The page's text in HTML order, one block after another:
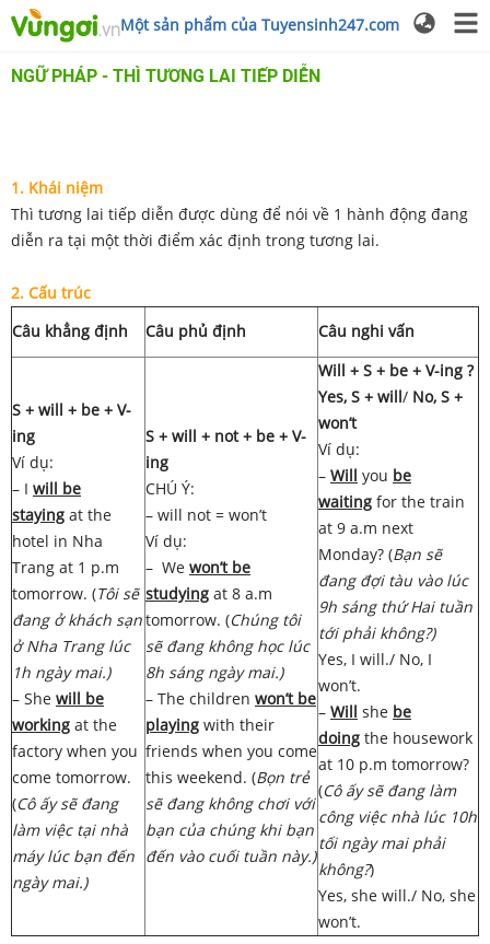
Một sản phẩm của Tuyensinh247.com
NGỮ PHÁP - THÌ TƯƠNG LAI TIẾP DIỄN
1. Khái niệm
Thì tương lai tiếp diễn được dùng để nói về 1 hành động đang
diễn ra tại một thời điểm xác định trong tương lai.
2. Cấu trúc
Câu khẳng định
Câu phủ định Câu nghi vấn
S + will + be + V-
ing
Ví dụ:
– I will be
staying at the
hotel in Nha
Trang at 1 p.m
tomorrow. (Tôi sẽ
đang ở khách sạn
ở Nha Trang lúc
1h ngày mai.)
– She will be
working at the
factory when you
come tomorrow.
(Cô ấy sẽ đang
làm việc tại nhà
máy lúc bạn đến
ngày mai.)
S + will + not + be + V-
ing
CHÚ Ý:
– will not = won’t
Ví dụ:
– We won’t be
studying at 8 a.m
tomorrow. (Chúng tôi
sẽ đang không học lúc
8h sáng ngày mai.)
– The children won’t be
playing with their
friends when you come
this weekend. (Bọn trẻ
sẽ đang không chơi với
bạn của chúng khi bạn
đến vào cuối tuần này.)
Will + S + be + V-ing ?
Yes, S + will/ No, S +
won’t
Ví dụ:
– Will you be
waiting for the train
at 9 a.m next
Monday? (Bạn sẽ
đang đợi tàu vào lúc
9h sáng thứ Hai tuần
tới phải không?)
Yes, I will./ No, I
won’t.
– Will she be
doing the housework
at 10 p.m tomorrow?
(Cô ấy sẽ đang làm
công việc nhà lúc 10h
tối ngày mai phải
không?)
Yes, she will./ No, she
won’t.